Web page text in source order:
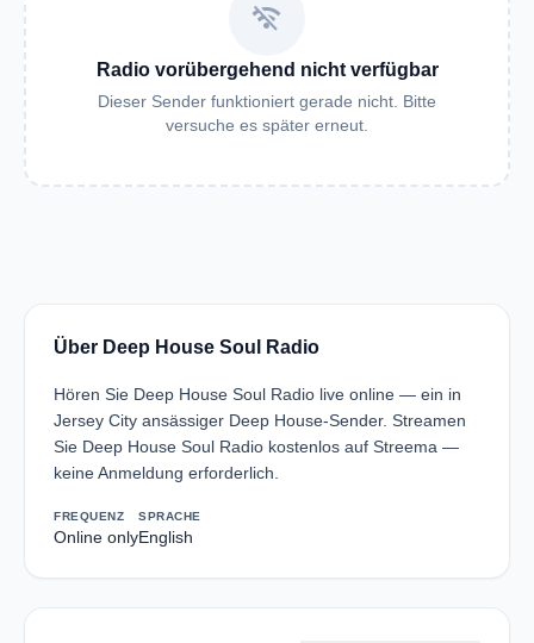
wifi_off
Radio vorübergehend nicht verfügbar
Dieser Sender funktioniert gerade nicht. Bitte
versuche es später erneut.
Über Deep House Soul Radio
Hören Sie Deep House Soul Radio live online — ein in
Jersey City ansässiger Deep House-Sender. Streamen
Sie Deep House Soul Radio kostenlos auf Streema —
keine Anmeldung erforderlich.
FREQUENZ
Online only
SPRACHE
English